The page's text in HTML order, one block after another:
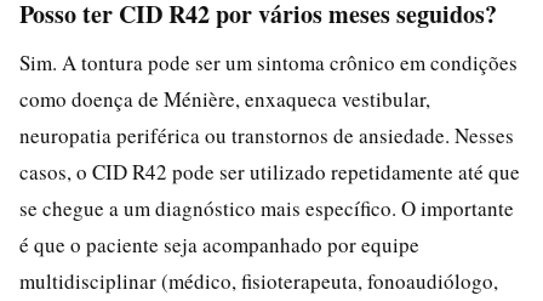
Posso ter CID R42 por vários meses seguidos?
Sim. A tontura pode ser um sintoma crônico em condições
como doença de Ménière, enxaqueca vestibular,
neuropatia periférica ou transtornos de ansiedade. Nesses
casos, o CID R42 pode ser utilizado repetidamente até que
se chegue a um diagnóstico mais específico. O importante
é que o paciente seja acompanhado por equipe
multidisciplinar (médico, fisioterapeuta, fonoaudiólogo,